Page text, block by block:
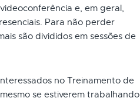
e, em geral,
Para não perder
são divididos em sessões de
no Treinamento de
se estiverem trabalhando